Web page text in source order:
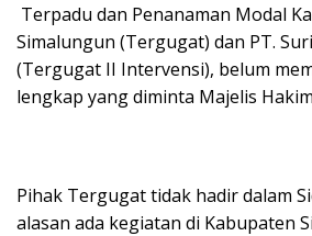
Terpadu dan Penanaman Modal
Simalungun (Tergugat) dan PT.
(Tergugat II Intervensi), belum
lengkap yang diminta Majelis
Pihak Tergugat tidak hadir dalam
alasan ada kegiatan di Kabupaten